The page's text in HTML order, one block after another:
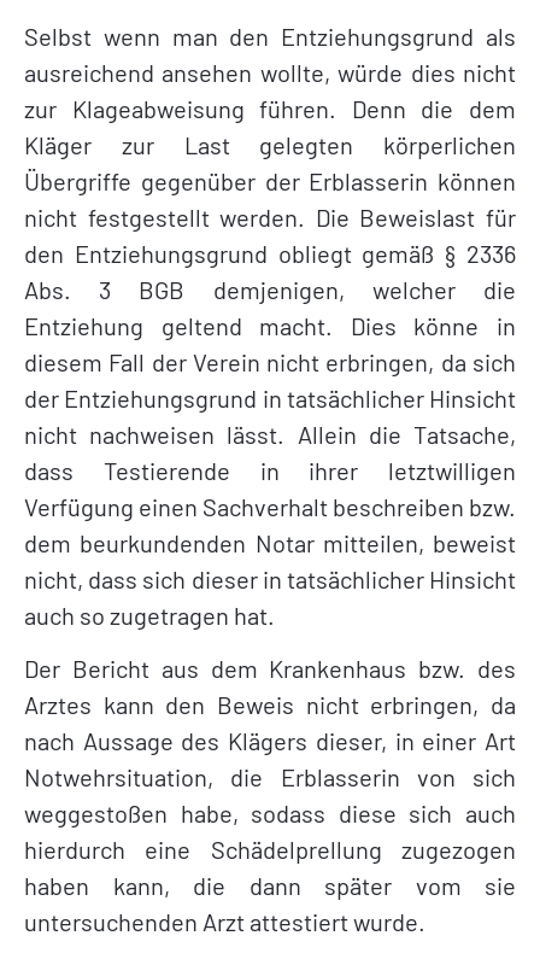
Selbst wenn man den Entziehungsgrund als
ausreichend ansehen wollte, würde dies nicht
zur Klageabweisung führen. Denn die dem
Kläger zur Last gelegten körperlichen
Übergriffe gegenüber der Erblasserin können
nicht festgestellt werden. Die Beweislast für
den Entziehungsgrund obliegt gemäß § 2336
Abs. 3 BGB demjenigen, welcher die
Entziehung geltend macht. Dies könne in
diesem Fall der Verein nicht erbringen, da sich
der Entziehungsgrund in tatsächlicher Hinsicht
nicht nachweisen lässt. Allein die Tatsache,
dass Testierende in ihrer letztwilligen
Verfügung einen Sachverhalt beschreiben bzw.
dem beurkundenden Notar mitteilen, beweist
nicht, dass sich dieser in tatsächlicher Hinsicht
auch so zugetragen hat.
Der Bericht aus dem Krankenhaus bzw. des
Arztes kann den Beweis nicht erbringen, da
nach Aussage des Klägers dieser, in einer Art
Notwehrsituation, die Erblasserin von sich
weggestoßen habe, sodass diese sich auch
hierdurch eine Schädelprellung zugezogen
haben kann, die dann später vom sie
untersuchenden Arzt attestiert wurde.